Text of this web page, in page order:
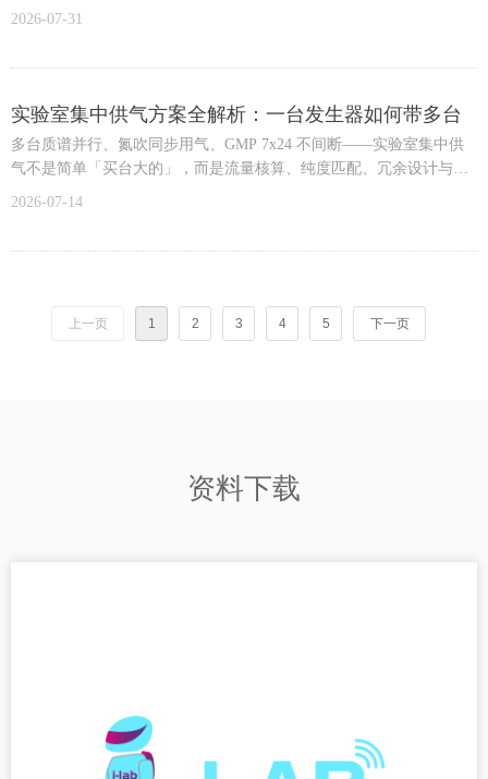
资料下载
更换进样口衬管——但很少人会追问一个更底层的问题：进入 FID 的
案。
2026-07-31
实验室集中供气方案全解析：一台发生器如何带多台
LC-MS？
多台质谱并行、氮吹同步用气、GMP 7x24 不间断——实验室集中供
气不是简单「买台大的」，而是流量核算、纯度匹配、冗余设计与管
路规划的完整工程。本文从五维度拆解集中供气系统，梳理 i-Lab
2026-07-14
上一页 1 2 3 4 5 下一页